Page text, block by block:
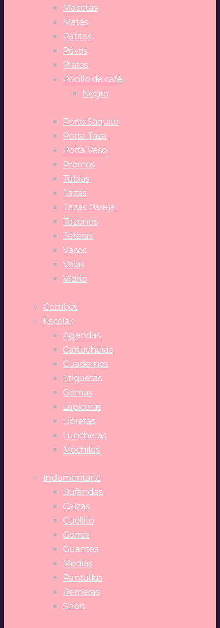
Macetas
Mates
Patitas
Pavas
Platos
Pocillo de café
Negro
Porta Saquito
Porta Taza
Porta Vaso
Promos
Tablas
Tazas
Tazas Pareja
Tazones
Teteras
Vasos
Velas
Vidrio
Combos
Escolar
Agendas
Cartucheras
Cuadernos
Etiquetas
Gomas
Lapiceras
Libretas
Luncheras
Mochilas
Indumentaria
Bufandas
Calzas
Cuellito
Gorros
Guantes
Medias
Pantuflas
Remeras
Short